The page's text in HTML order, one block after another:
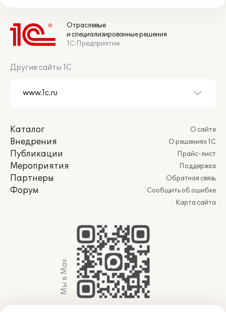
Отраслевые
и специализированные решения
1С:Предприятие
Другие сайты 1С
Каталог
Внедрения
Публикации
Мероприятия
Партнеры
Форум
О сайте
О решениях 1С
Прайс-лист
Поддержка
Обратная связь
Сообщить об ошибке
Карта сайта
Мы в Max